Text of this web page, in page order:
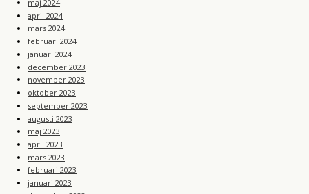
maj 2024
april 2024
mars 2024
februari 2024
januari 2024
december 2023
november 2023
oktober 2023
september 2023
augusti 2023
maj 2023
april 2023
mars 2023
februari 2023
januari 2023